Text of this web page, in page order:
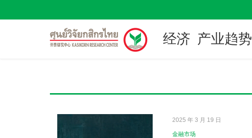
经济 产业趋势
2025 年 3 月 19 日
金融市场